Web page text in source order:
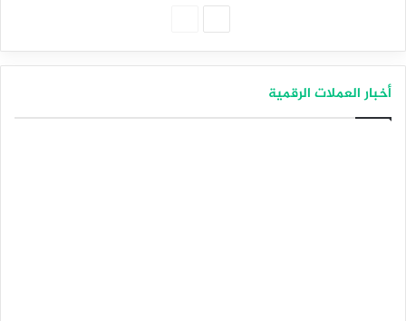
أخبار العملات الرقمية